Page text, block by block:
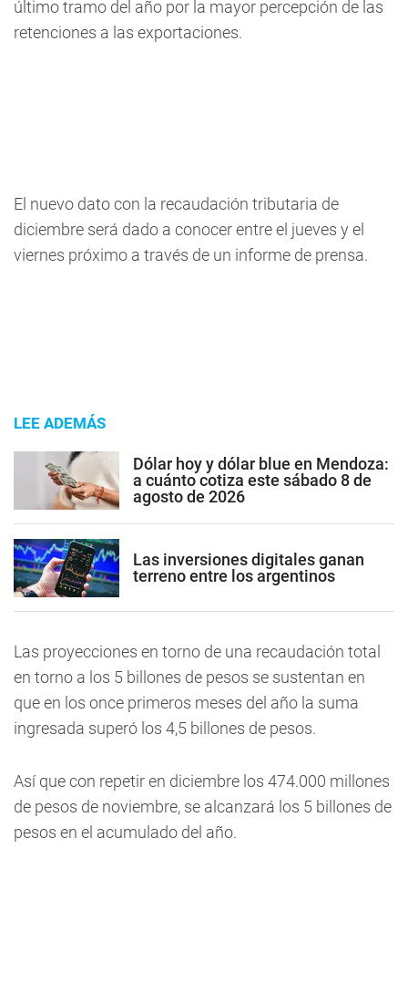
último tramo del año por la mayor percepción de las
retenciones a las exportaciones.
El nuevo dato con la recaudación tributaria de
diciembre será dado a conocer entre el jueves y el
viernes próximo a través de un informe de prensa.
LEE ADEMÁS
Dólar hoy y dólar blue en Mendoza:
a cuánto cotiza este sábado 8 de
agosto de 2026
Las inversiones digitales ganan
terreno entre los argentinos
Las proyecciones en torno de una recaudación total
en torno a los 5 billones de pesos se sustentan en
que en los once primeros meses del año la suma
ingresada superó los 4,5 billones de pesos.
Así que con repetir en diciembre los 474.000 millones
de pesos de noviembre, se alcanzará los 5 billones de
pesos en el acumulado del año.